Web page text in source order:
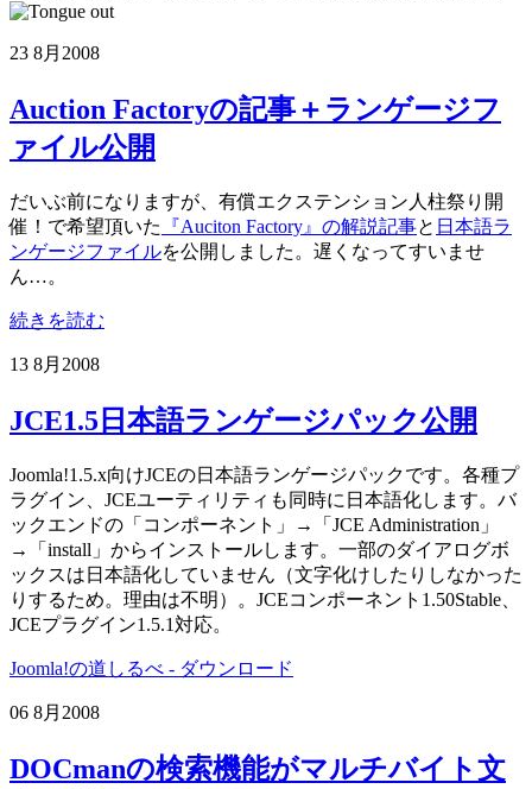
23 8月 2008
Auction Factoryの記事＋ランゲージフ
ァイル公開
だいぶ前になりますが、有償エクステンション人柱祭り開
催！で希望頂いた
『Auciton Factory』の解説記事と 日本語ラ
ンゲージファイルを公開しました。遅くなってすいませ
ん…。
続きを読む
13 8月 2008
JCE1.5日本語ランゲージパック公開
Joomla!1.5.x向けJCEの日本語ランゲージパックです。各種プ
ラグイン、JCEユーティリティも同時に日本語化します。バ
ックエンドの「コンポーネント」→「JCE Administration」
→「install」からインストールします。一部のダイアログボ
ックスは日本語化していません（文字化けしたりしなかった
りするため。理由は不明）。JCEコンポーネント1.50Stable、
JCEプラグイン1.5.1対応。
Joomla!の道しるべ - ダウンロード
06 8月 2008
DOCmanの検索機能がマルチバイト文